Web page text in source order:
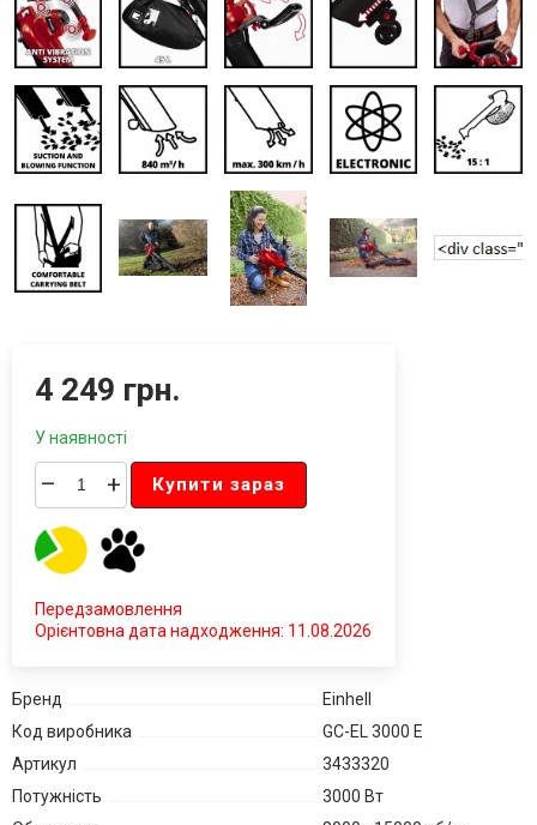
4 249 грн.
У наявності
– + Купити зараз
Передзамовлення
Орієнтовна дата надходження: 11.08.2026
Бренд
Einhell
Код виробника
GC-EL 3000 E
Артикул
3433320
Потужність
3000 Вт